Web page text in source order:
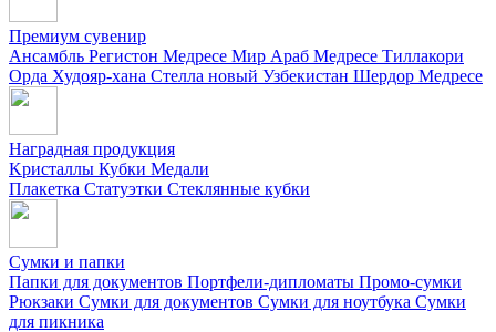
Премиум сувенир
Ансамбль Регистон Медресе Мир Араб Медресе Тиллакори
Орда Худояр-хана Стелла новый Узбекистан Шердор Медресе
Наградная продукция
Kристаллы Кубки Медали
Плакетка Статуэтки Стеклянные кубки
Сумки и папки
Папки для документов Портфели-дипломаты Промо-сумки
Рюкзаки Сумки для документов Сумки для ноутбука Сумки
для пикника